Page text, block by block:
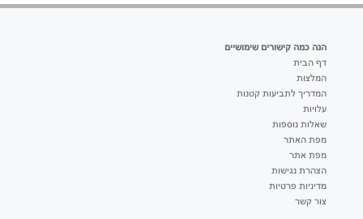
הנה כמה קישורים שימושיים
דף הבית
המלצות
המדריך לתביעות קטנות
עלויות
שאלות נוספות
מפת האתר
מפת אתר
הצהרת נגישות
מדיניות פרטיות
צור קשר